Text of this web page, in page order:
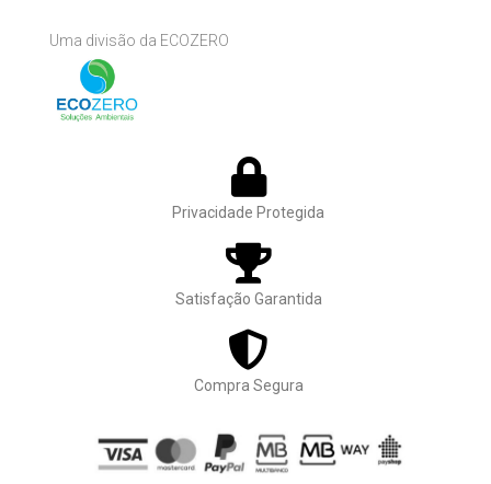
Uma divisão da ECOZERO
Privacidade Protegida
Satisfação Garantida
Compra Segura